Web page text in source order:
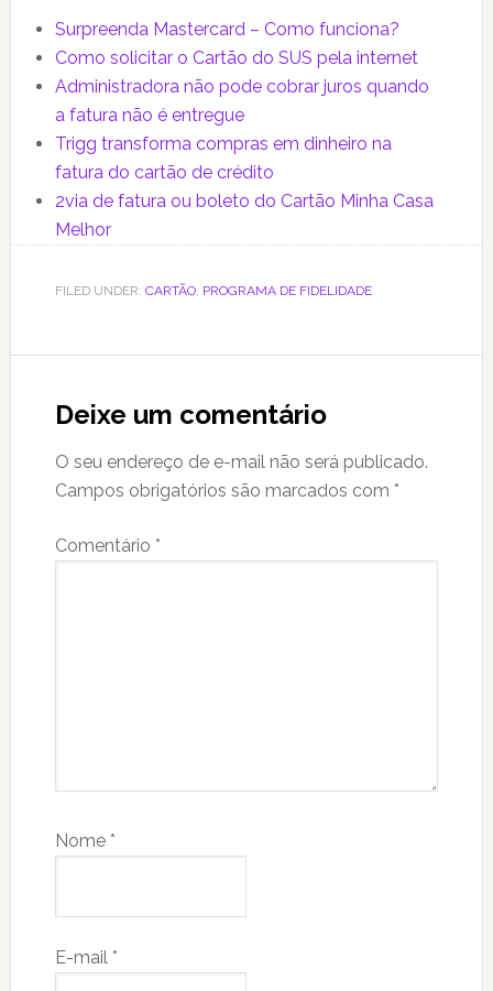
Surpreenda Mastercard – Como funciona?
Como solicitar o Cartão do SUS pela internet
Administradora não pode cobrar juros quando
a fatura não é entregue
Trigg transforma compras em dinheiro na
fatura do cartão de crédito
2via de fatura ou boleto do Cartão Minha Casa
Melhor
FILED UNDER: CARTÃO, PROGRAMA DE FIDELIDADE
Interactions
Deixe um comentário
O seu endereço de e-mail não será publicado.
Campos obrigatórios são marcados com *
Comentário *
Nome *
E-mail *